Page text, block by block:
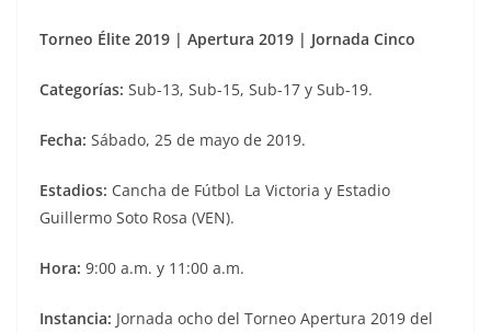
Torneo Élite 2019 | Apertura 2019 | Jornada Cinco
Categorías: Sub-13, Sub-15, Sub-17 y Sub-19.
Fecha: Sábado, 25 de mayo de 2019.
Estadios: Cancha de Fútbol La Victoria y Estadio
Guillermo Soto Rosa (VEN).
Hora: 9:00 a.m. y 11:00 a.m.
Instancia: Jornada ocho del Torneo Apertura 2019 del